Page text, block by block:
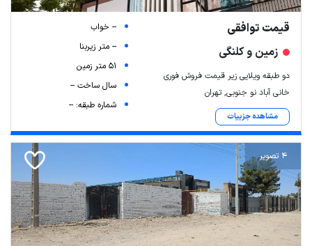
قیمت توافقی
زمین و کلنگی
دو طبقه ویلایی زیر قیمت فروش فوری
خانی آباد نو جنوبی, تهران
مشاهده جزییات
-- خواب
-- متر زیربنا
51 متر زمین
سال ساخت --
شماره طبقه: --
4 تصویر